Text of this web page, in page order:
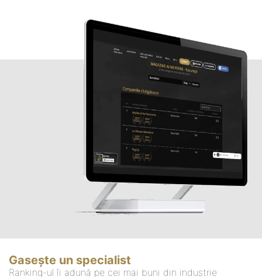
Gasește un specialist
Ranking-ul îi adună pe cei mai buni din industrie